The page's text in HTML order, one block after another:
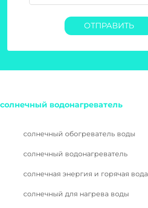
ОТПРАВИТЬ
солнечный водонагреватель
солнечный обогреватель воды
солнечный водонагреватель
солнечная энергия и горячая вода
солнечный для нагрева воды